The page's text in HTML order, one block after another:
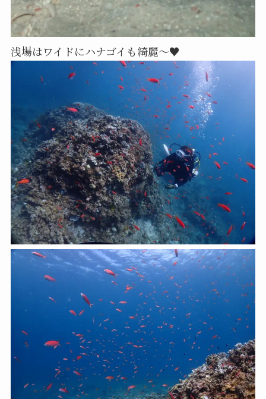
浅場はワイドにハナゴイも綺麗～♥